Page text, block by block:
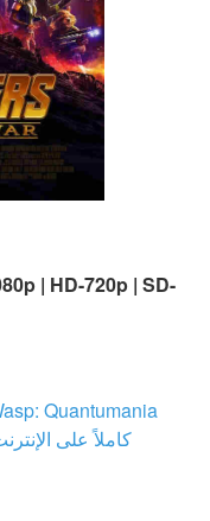
| HD-720p | SD-